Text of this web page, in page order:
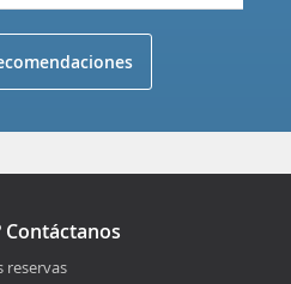
Contáctanos
reservas